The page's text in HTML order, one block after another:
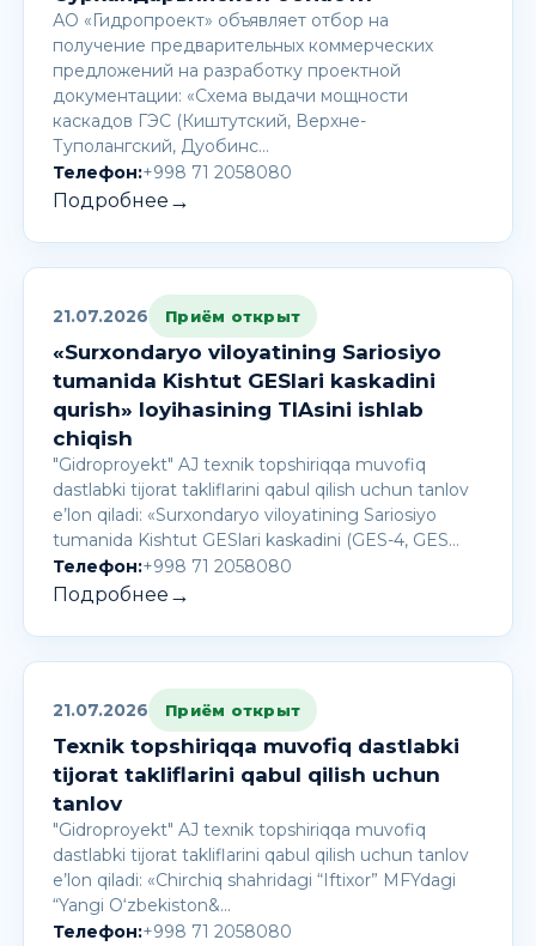
АО «Гидропроект» объявляет отбор на
получение предварительных коммерческих
предложений на разработку проектной
документации: «Схема выдачи мощности
каскадов ГЭС (Киштутский, Верхне-
Туполангский, Дуобинс…
Телефон:+998 71 2058080
Подробнее →
21.07.2026 Приём открыт
«Surxondaryo viloyatining Sariosiyo
tumanida Kishtut GESlari kaskadini
qurish» loyihasining TIAsini ishlab
chiqish
"Gidroproyekt" AJ texnik topshiriqqa muvofiq
dastlabki tijorat takliflarini qabul qilish uchun tanlov
e’lon qiladi: «Surxondaryo viloyatining Sariosiyo
tumanida Kishtut GESlari kaskadini (GES-4, GES…
Телефон:+998 71 2058080
Подробнее →
21.07.2026 Приём открыт
Texnik topshiriqqa muvofiq dastlabki
tijorat takliflarini qabul qilish uchun
tanlov
"Gidroproyekt" AJ texnik topshiriqqa muvofiq
dastlabki tijorat takliflarini qabul qilish uchun tanlov
e’lon qiladi: «Chirchiq shahridagi “Iftixor” MFYdagi
“Yangi O‘zbekiston&…
Телефон:+998 71 2058080